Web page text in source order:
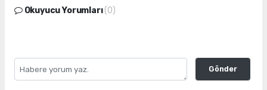
Okuyucu Yorumları(0)
Gönder